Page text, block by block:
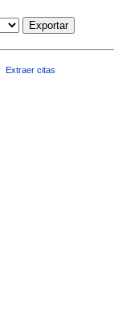
Exportar
Extraer citas